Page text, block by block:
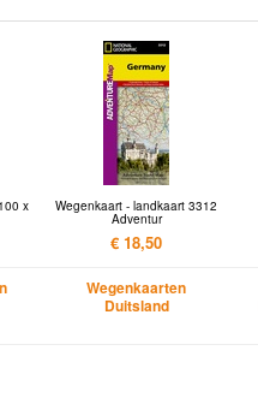
x Wegenkaart - landkaart 3312
Adventur
€ 18,50
Wegenkaarten
Duitsland